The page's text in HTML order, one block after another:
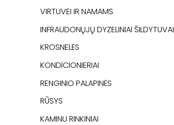
VIRTUVEI IR NAMAMS
INFRAUDONŲJŲ DYZELINIAI ŠILDYTUVAI
KROSNELĖS
KONDICIONIERIAI
RENGINIO PALAPINĖS
RŪSYS
KAMINU RINKINIAI